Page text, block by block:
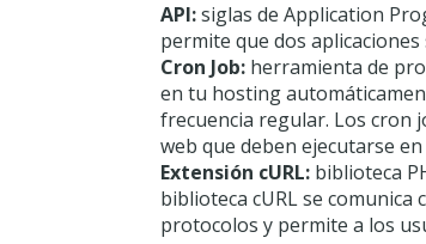
API:siglas de Application
permite que dos
Cron Job: herramienta de
en tu hosting
frecuencia regular. Los cron
web que deben ejecutarse
Extensión cURL: biblioteca
biblioteca cURL se
protocolos y permite a los